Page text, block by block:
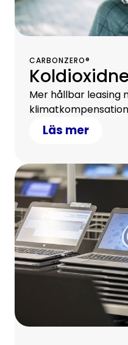
CARBONZERO®
Mer hållbar leasing
Läs mer